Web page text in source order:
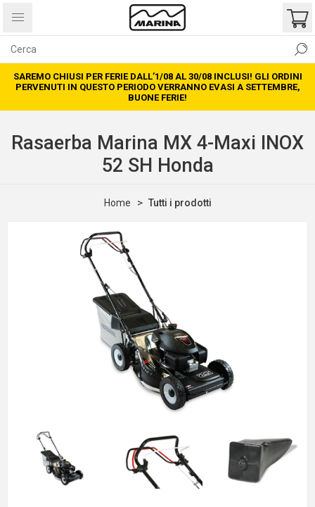
SAREMO CHIUSI PER FERIE DALL’1/08 AL 30/08 INCLUSI! GLI ORDINI
PERVENUTI IN QUESTO PERIODO VERRANNO EVASI A SETTEMBRE,
BUONE FERIE!
Rasaerba Marina MX 4-Maxi INOX
52 SH Honda
Home Tutti i prodotti